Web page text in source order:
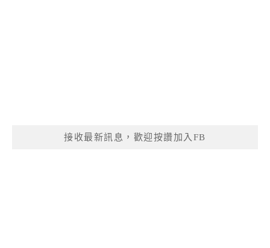
接收最新訊息，歡迎按讚加入FB